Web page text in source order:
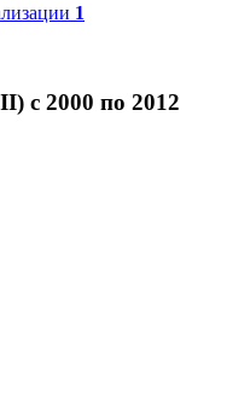
1
с 2000 по 2012